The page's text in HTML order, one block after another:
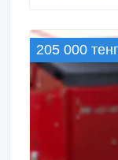
205 000